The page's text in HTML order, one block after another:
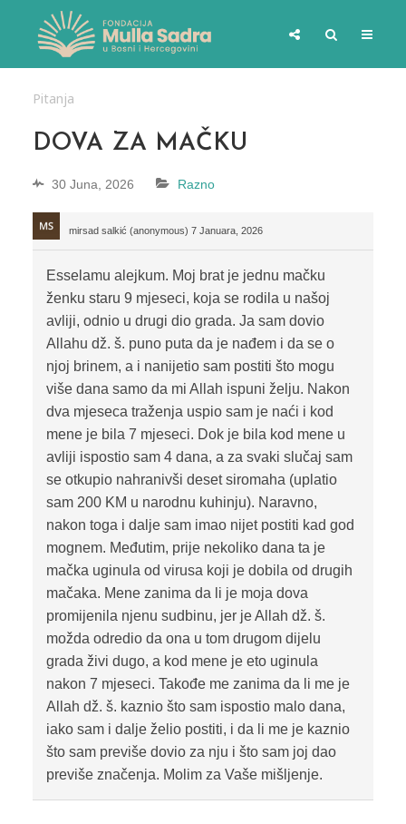
Pitanja
DOVA ZA MAČKU
30 Juna, 2026 Razno
mirsad salkić (anonymous) 7 Januara, 2026
Esselamu alejkum. Moj brat je jednu mačku
ženku staru 9 mjeseci, koja se rodila u našoj
avliji, odnio u drugi dio grada. Ja sam dovio
Allahu dž. š. puno puta da je nađem i da se o
njoj brinem, a i nanijetio sam postiti što mogu
više dana samo da mi Allah ispuni želju. Nakon
dva mjeseca traženja uspio sam je naći i kod
mene je bila 7 mjeseci. Dok je bila kod mene u
avliji ispostio sam 4 dana, a za svaki slučaj sam
se otkupio nahranivši deset siromaha (uplatio
sam 200 KM u narodnu kuhinju). Naravno,
nakon toga i dalje sam imao nijet postiti kad god
mognem. Međutim, prije nekoliko dana ta je
mačka uginula od virusa koji je dobila od drugih
mačaka. Mene zanima da li je moja dova
promijenila njenu sudbinu, jer je Allah dž. š.
možda odredio da ona u tom drugom dijelu
grada živi dugo, a kod mene je eto uginula
nakon 7 mjeseci. Takođe me zanima da li me je
Allah dž. š. kaznio što sam ispostio malo dana,
iako sam i dalje želio postiti, i da li me je kaznio
što sam previše dovio za nju i što sam joj dao
previše značenja. Molim za Vaše mišljenje.